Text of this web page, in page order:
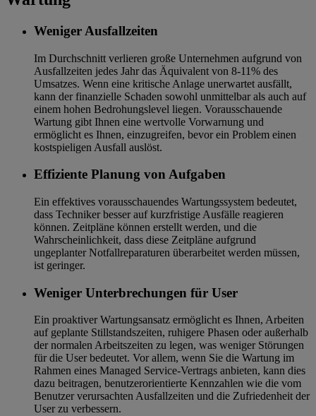
Weniger Ausfallzeiten
Im Durchschnitt verlieren große Unternehmen aufgrund von
Ausfallzeiten jedes Jahr das Äquivalent von 8-11% des
Umsatzes. Wenn eine kritische Anlage unerwartet ausfällt,
kann der finanzielle Schaden sowohl unmittelbar als auch auf
einem hohen Bedrohungslevel liegen. Vorausschauende
Wartung gibt Ihnen eine wertvolle Vorwarnung und
ermöglicht es Ihnen, einzugreifen, bevor ein Problem einen
kostspieligen Ausfall auslöst.
Effiziente Planung von Aufgaben
Ein effektives vorausschauendes Wartungssystem bedeutet,
dass Techniker besser auf kurzfristige Ausfälle reagieren
können. Zeitpläne können erstellt werden, und die
Wahrscheinlichkeit, dass diese Zeitpläne aufgrund
ungeplanter Notfallreparaturen überarbeitet werden müssen,
ist geringer.
Weniger Unterbrechungen für User
Ein proaktiver Wartungsansatz ermöglicht es Ihnen, Arbeiten
auf geplante Stillstandszeiten, ruhigere Phasen oder außerhalb
der normalen Arbeitszeiten zu legen, was weniger Störungen
für die User bedeutet. Vor allem, wenn Sie die Wartung im
Rahmen eines Managed Service-Vertrags anbieten, kann dies
dazu beitragen, benutzerorientierte Kennzahlen wie die vom
Benutzer verursachten Ausfallzeiten und die Zufriedenheit der
User zu verbessern.